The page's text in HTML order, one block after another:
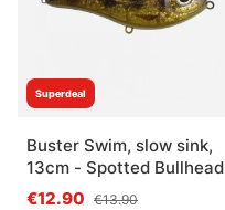
Superdeal
Buster Swim, slow sink,
13cm - Spotted Bullhead
€12.90 €13.90